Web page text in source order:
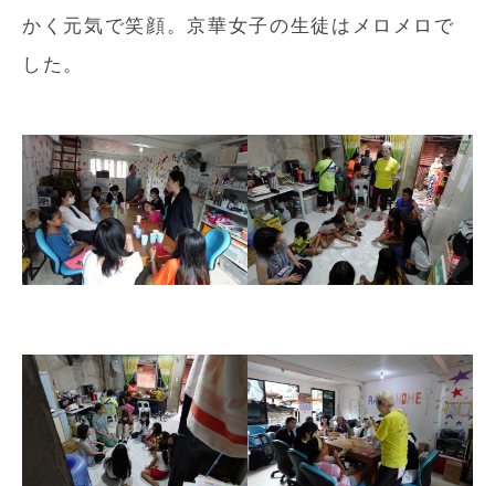
かく元気で笑顔。京華女子の生徒はメロメロで
した。